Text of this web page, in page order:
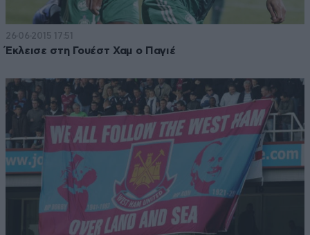
26·06·2015 17:51
Έκλεισε στη Γουέστ Χαμ ο Παγιέ